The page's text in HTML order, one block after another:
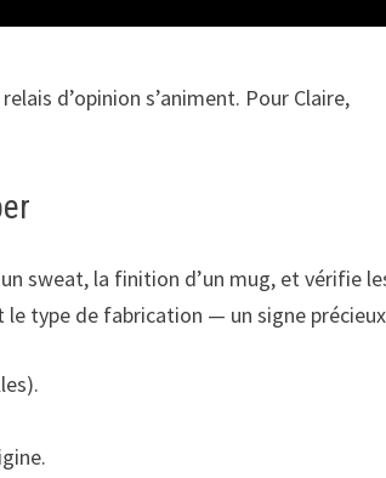
d’opinion s’animent. Pour Claire,
sweat, la finition d’un mug, et vérifie
type de fabrication — un signe